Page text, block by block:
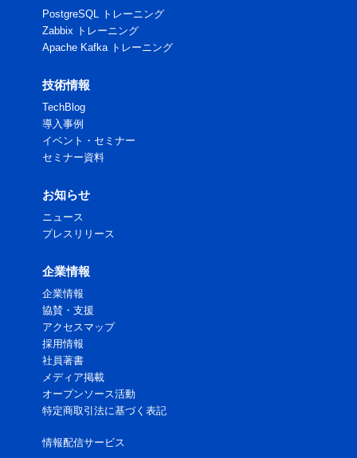
PostgreSQL トレーニング
Zabbix トレーニング
Apache Kafka トレーニング
技術情報
TechBlog
導入事例
イベント・セミナー
セミナー資料
お知らせ
ニュース
プレスリリース
企業情報
企業情報
協賛・支援
アクセスマップ
採用情報
社員著書
メディア掲載
オープンソース活動
特定商取引法に基づく表記
情報配信サービス